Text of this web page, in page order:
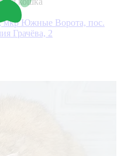
мкр Южные Ворота, пос.
Грачёва, 2